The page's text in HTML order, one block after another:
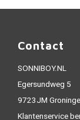
Contact
SONNIBOY.NL
Egersundweg 5
9723JM
Klantenservice